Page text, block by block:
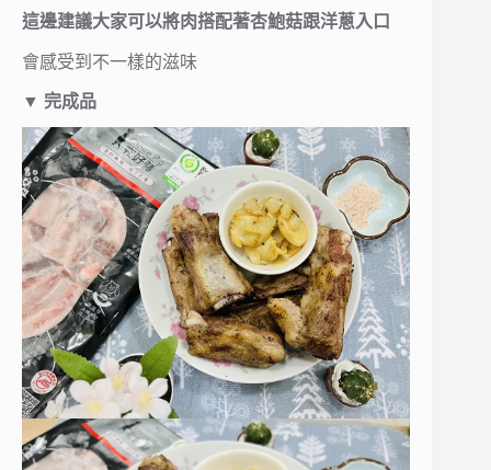
這邊建議大家可以將肉搭配著杏鮑菇跟洋蔥入口
會感受到不一樣的滋味
▼ 完成品